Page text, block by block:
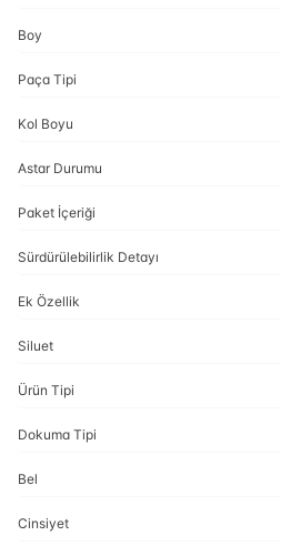
Boy
Paça Tipi
Kol Boyu
Astar Durumu
Paket İçeriği
Sürdürülebilirlik Detayı
Ek Özellik
Siluet
Ürün Tipi
Dokuma Tipi
Bel
Cinsiyet